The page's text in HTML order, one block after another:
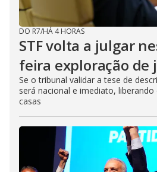
DO R7/HÁ 4 HORAS
STF volta a julgar
feira exploração de
Se o tribunal validar a tese de
será nacional e imediato,
casas